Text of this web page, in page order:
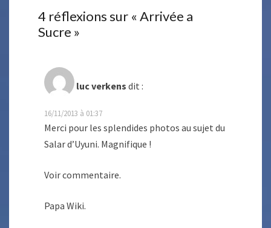
4 réflexions sur « Arrivée a
Sucre »
luc verkens dit :
16/11/2013 à 01:37
Merci pour les splendides photos au sujet du
Salar d’Uyuni. Magnifique !
Voir commentaire.
Papa Wiki.